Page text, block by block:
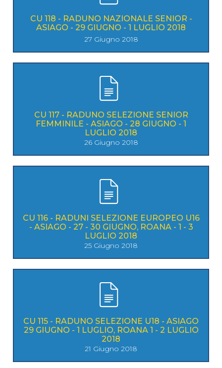
CU 118 - RADUNO NAZIONALE SENIOR -
ASIAGO - 29 GIUGNO - 1 LUGLIO 2018
27 Giugno 2018
CU 117 - RADUNO SELEZIONE SENIOR
FEMMINILE - ASIAGO - 28 GIUGNO - 1
LUGLIO 2018
26 Giugno 2018
CU 116 - RADUNI SELEZIONE EUROPEO U16
- ASIAGO - 27 - 30 GIUGNO, ROANA - 1 - 3
LUGLIO 2018
25 Giugno 2018
CU 115 - RADUNO SELEZIONE U18 - ASIAGO
29 GIUGNO - 1 LUGLIO, ROANA 1 - 2 LUGLIO
2018
21 Giugno 2018